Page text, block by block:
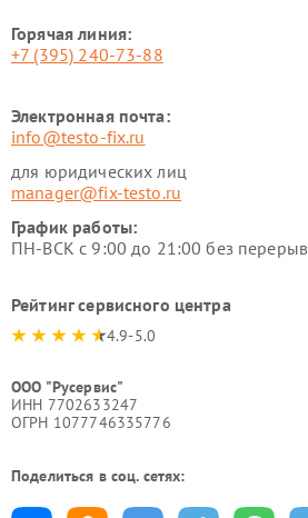
Горячая линия:
+7 (395) 240-73-88
Электронная почта:
info@testo-fix.ru
для юридических лиц
manager@fix-testo.ru
График работы:
ПН-ВСК с 9:00 до 21:00 без
Рейтинг сервисного центра
4.9-5.0
ООО "Русервис"
ИНН 7702633247
ОГРН 1077746335776
Поделиться в соц. сетях: